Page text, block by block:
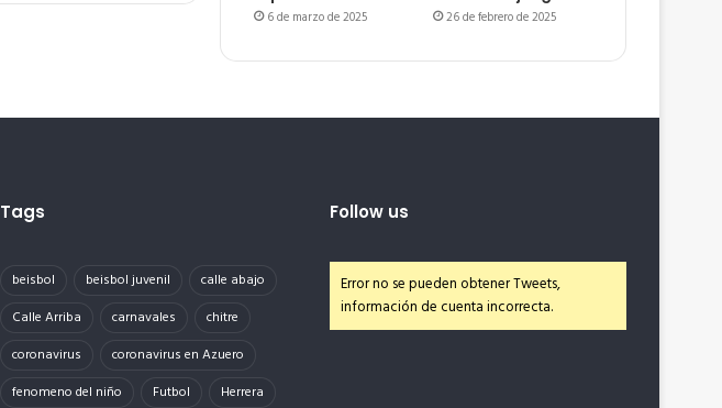
6 de marzo de 2025 26 de febrero de 2025
Tags
beisbol beisbol juvenil
calle abajo
Calle Arriba
carnavales
chitre
coronavirus
coronavirus en Azuero
fenomeno del niño
Futbol
Herrera
Follow us
Error no se pueden obtener Tweets,
información de cuenta incorrecta.